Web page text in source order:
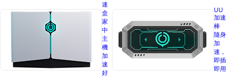
速
盒
家
中
主
機
加
速
好
UU
加速
棒
隨身
加
速，
即插
即用